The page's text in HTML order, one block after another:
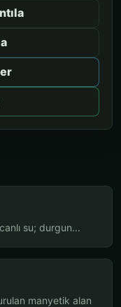
su; durgun...
manyetik alan